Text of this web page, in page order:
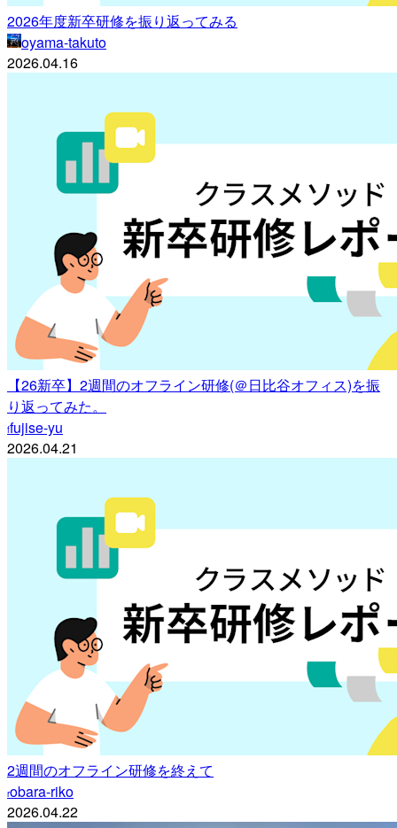
2026年度新卒研修を振り返ってみる
oyama-takuto
2026.04.16
【26新卒】2週間のオフライン研修(＠日比谷オフィス)を振
り返ってみた。
ffujise-yu
2026.04.21
2週間のオフライン研修を終えて
robara-riko
2026.04.22